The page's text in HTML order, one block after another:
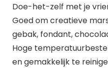
Doe-het-zelf met je
Goed om creatieve
gebak, fondant,
Hoge
en gemakkelijk te